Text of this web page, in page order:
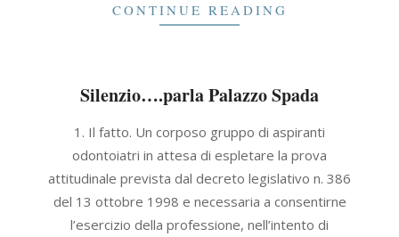
CONTINUE READING
Silenzio….parla Palazzo Spada
1. Il fatto. Un corposo gruppo di aspiranti
odontoiatri in attesa di espletare la prova
attitudinale prevista dal decreto legislativo n. 386
del 13 ottobre 1998 e necessaria a consentirne
l’esercizio della professione, nell’intento di